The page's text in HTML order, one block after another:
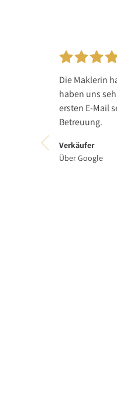
Die Maklerin
haben uns
ersten E-Mail
Betreuung.
Verkäufer
Über Google